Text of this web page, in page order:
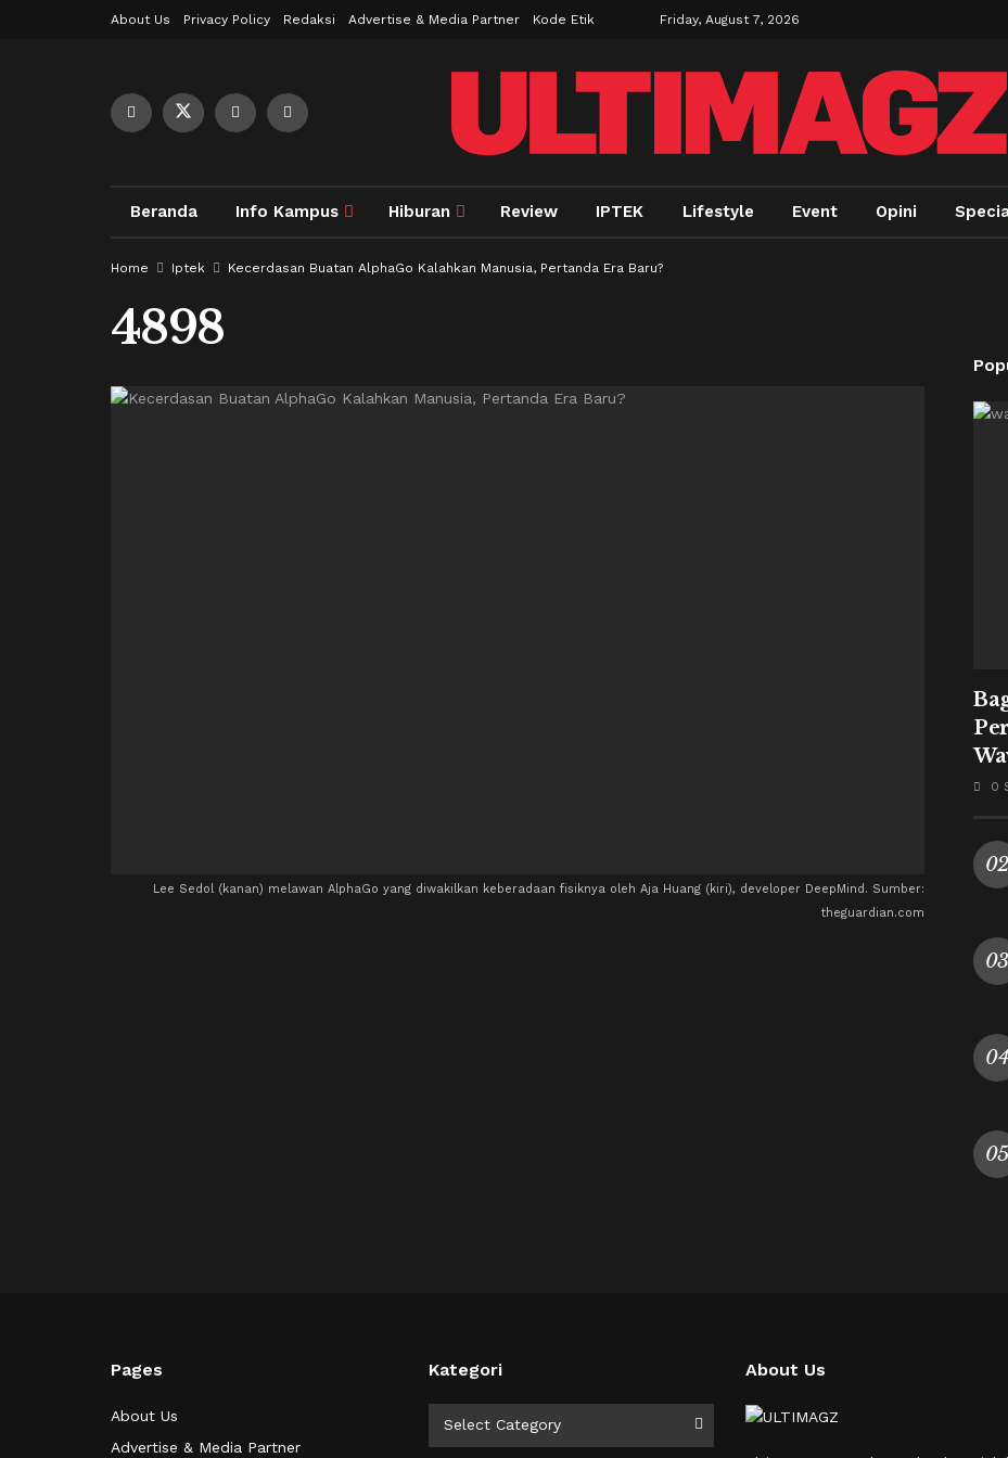
About Us Privacy Policy Redaksi Advertise & Media Partner Kode Etik Friday, August 7, 2026
Beranda Info Kampus Hiburan Review IPTEK Lifestyle Event Opini
Home Iptek Kecerdasan Buatan AlphaGo Kalahkan Manusia, Pertanda Era Baru?
4898
Lee Sedol (kanan) melawan AlphaGo yang diwakilkan keberadaan fisiknya oleh Aja Huang (kiri), developer DeepMind. Sumber:
theguardian.com
0
Pages
About Us
Advertise & Media Partner
Kategori
Select Category
About Us